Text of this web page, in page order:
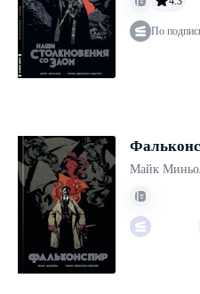
По
Майк